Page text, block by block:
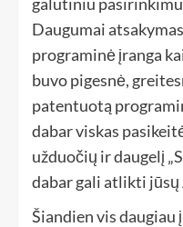
Daugumai
programinė įranga
buvo pigesnė,
patentuotą
dabar viskas
užduočių ir daugelį
dabar gali atlikti jūsų
Šiandien vis daugiau